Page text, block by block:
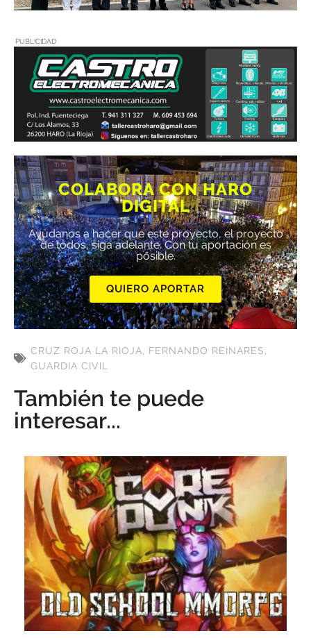
PUBLICIDAD
COLABORA CON HARO
DIGITAL
Ayúdanos a hacer que este proyecto, el proyecto
de todos, siga adelante. Con tu aportación es
posible.
QUIERO APORTAR
CRUZ ROJA LA RIOJA, FERNANDO REINARES,
GUARDIA CIVIL
También te puede
interesar...